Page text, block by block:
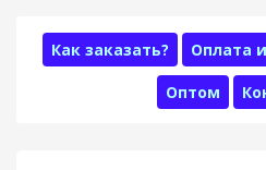
Как заказать? Оплата
Оптом